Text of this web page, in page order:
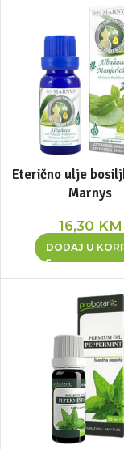
Eterično ulje
Marnys
16,30 KM
DODAJ U